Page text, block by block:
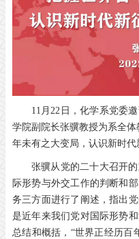
11月22日，化学系党委
学院副院长张骥教授为系全
年未有之大变局，认识新时代
张骥从党的二十大召开
际形势与外交工作的判断和
务三方面进行了阐述，指出
是近年来我们党对国际形势
总结和概括，“世界正经历百